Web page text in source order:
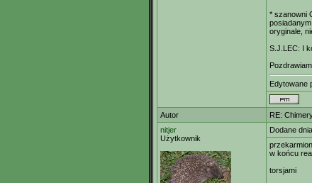
* szanowni
oryginale,
S.J.LEC: I
Edytowane
Autor
RE:
nitjer
Użytkownik
Dodane
w końcu
torsjami